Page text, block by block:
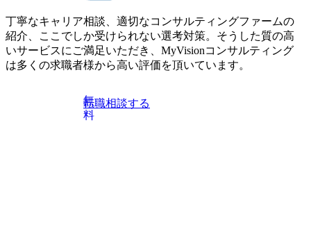
丁寧なキャリア相談、適切なコンサルティングファームの
紹介、ここでしか受けられない選考対策。そうした質の高
いサービスにご満足いただき、MyVisionコンサルティング
は多くの求職者様から高い評価を頂いています。
無
料
転職相談する